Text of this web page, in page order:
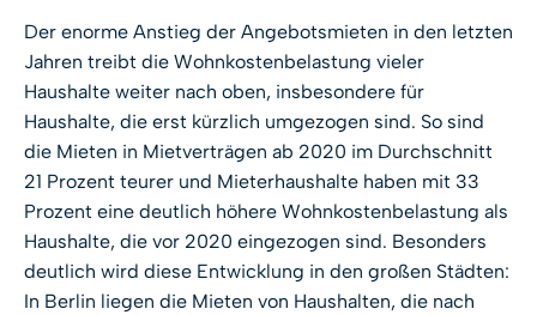
Der enorme Anstieg der Angebotsmieten in den letzten
Jahren treibt die Wohnkostenbelastung vieler
Haushalte weiter nach oben, insbesondere für
Haushalte, die erst kürzlich umgezogen sind. So sind
die Mieten in Mietverträgen ab 2020 im Durchschnitt
21 Prozent teurer und Mieterhaushalte haben mit 33
Prozent eine deutlich höhere Wohnkostenbelastung als
Haushalte, die vor 2020 eingezogen sind. Besonders
deutlich wird diese Entwicklung in den großen Städten:
In Berlin liegen die Mieten von Haushalten, die nach